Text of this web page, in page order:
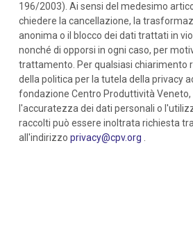
196/2003). Ai sensi del medesimo
chiedere la cancellazione, la
anonima o il blocco dei dati trattati in
nonché di opporsi in ogni caso, per
trattamento. Per qualsiasi chiarimento
della politica per la tutela della privacy
fondazione Centro Produttività Veneto,
l'accuratezza dei dati personali o
raccolti può essere inoltrata richiesta
all'indirizzo privacy@cpv.org